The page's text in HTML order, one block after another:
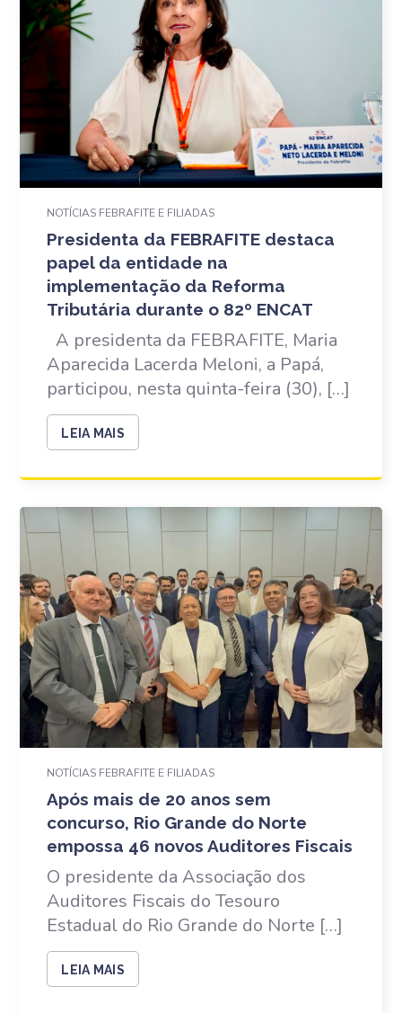
NOTÍCIAS FEBRAFITE E FILIADAS
Presidenta da FEBRAFITE destaca
papel da entidade na
implementação da Reforma
Tributária durante o 82º ENCAT
A presidenta da FEBRAFITE, Maria
Aparecida Lacerda Meloni, a Papá,
participou, nesta quinta-feira (30), […]
LEIA MAIS
NOTÍCIAS FEBRAFITE E FILIADAS
Após mais de 20 anos sem
concurso, Rio Grande do Norte
empossa 46 novos Auditores Fiscais
O presidente da Associação dos
Auditores Fiscais do Tesouro
Estadual do Rio Grande do Norte […]
LEIA MAIS